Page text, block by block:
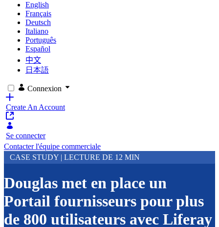
English
Français
Deutsch
Italiano
Português
Español
中文
日本語
Connexion
Create An Account
Se connecter
Contacter l'équipe commerciale
CASE STUDY | LECTURE DE 12 MIN
Douglas met en place un
Portail fournisseurs pour plus
de 800 utilisateurs avec Liferay